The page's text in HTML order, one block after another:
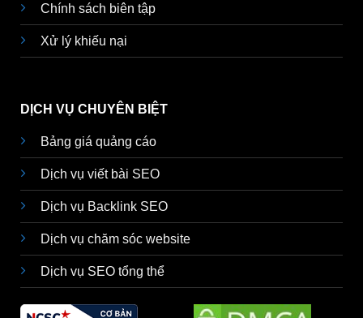
Chính sách biên tập
Xử lý khiếu nại
DỊCH VỤ CHUYÊN BIỆT
Bảng giá quảng cáo
Dịch vụ viết bài SEO
Dịch vụ Backlink SEO
Dịch vụ chăm sóc website
Dịch vụ SEO tổng thể